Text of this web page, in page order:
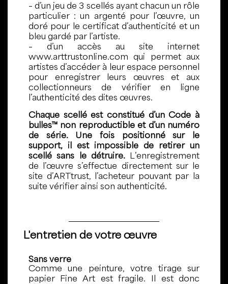
– d’un jeu de 3 scellés ayant chacun un rôle
particulier : un argenté pour l’œuvre, un
doré pour le certificat d’authenticité et un
bleu gardé par l’artiste.
– d’un accès au site internet
www.arttrustonline.com qui permet aux
artistes d’accéder à leur espace personnel
pour enregistrer leurs œuvres et aux
collectionneurs de vérifier en ligne
l’authenticité des dites œuvres.
Chaque scellé est constitué d’un Code à
bulles™ non reproductible et d’un numéro
de série. Une fois positionné sur le
support, il est impossible de retirer un
scellé sans le détruire.L’enregistrement
de l’œuvre s’effectue directement sur le
site d’ARTtrust, l’acheteur pouvant par la
suite vérifier ainsi son authenticité.
L'entretien de votre œuvre
Sans verre
Comme une peinture, votre tirage sur
papier Fine Art est fragile. Il est donc